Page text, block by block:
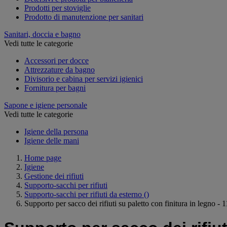
Prodotti per stoviglie
Prodotto di manutenzione per sanitari
Sanitari, doccia e bagno
Vedi tutte le categorie
Accessori per docce
Attrezzature da bagno
Divisorio e cabina per servizi igienici
Fornitura per bagni
Sapone e igiene personale
Vedi tutte le categorie
Igiene della persona
Igiene delle mani
Home page
Igiene
Gestione dei rifiuti
Supporto-sacchi per rifiuti
Supporto-sacchi per rifiuti da esterno ()
Supporto per sacco dei rifiuti su paletto con finitura in legno -